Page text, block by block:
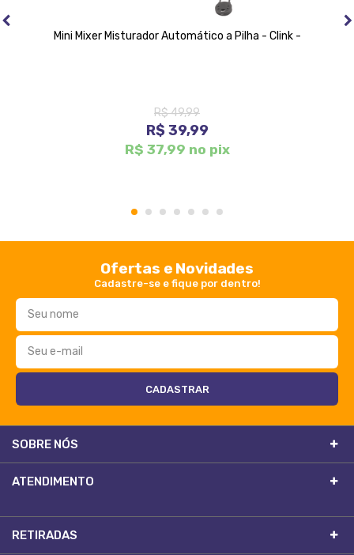
Mini Mixer Misturador Automático a Pilha - Clink -
R$ 49,99
R$ 39,99
R$ 37,99 no pix
1 2 3 4 5 6 7
Ofertas e Novidades
Cadastre-se e fique por dentro!
SOBRE NÓS
ATENDIMENTO
RETIRADAS